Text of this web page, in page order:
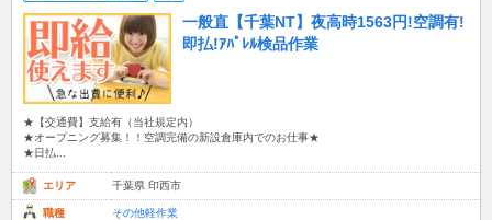
一般直【千葉NT】夜高時1563円!空調有!
即払!ｱﾊﾟﾚﾙ検品作業
★【交通費】支給有（当社規定内）
★オープニング募集！！空調完備の新設倉庫内でのお仕事★
★日払...
エリア 千葉県 印西市
職種 その他軽作業